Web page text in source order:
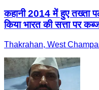
कहानी 2014 में हुए तख्ता
किया भारत की सत्ता पर
Thakrahan, West